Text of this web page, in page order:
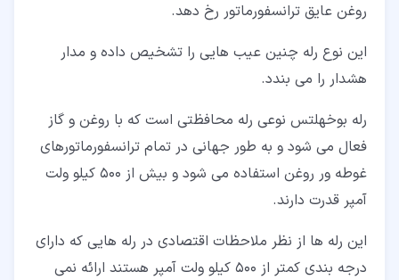
روغن عایق ترانسفورماتور رخ دهد.
این نوع رله چنین عیب هایی را تشخیص داده و مدار
هشدار را می بندد.
رله بوخهلتس نوعی رله محافظتی است که با روغن و گاز
فعال می شود و به طور جهانی در تمام ترانسفورماتورهای
غوطه ور روغن استفاده می شود و بیش از 500 کیلو ولت
آمپر قدرت دارند.
این رله ها از نظر ملاحظات اقتصادی در رله هایی که دارای
درجه بندی کمتر از 500 کیلو ولت آمپر هستند ارائه نمی